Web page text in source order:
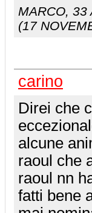
MARCO, 33
(17
carino
Direi che
alcune
raoul che
raoul nn
fatti bene